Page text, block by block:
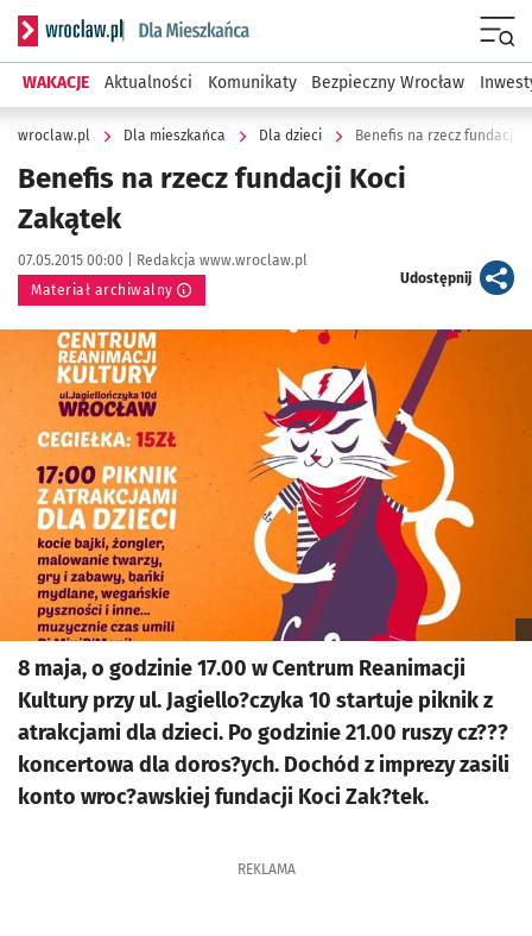
Serwis informacyjny wroclaw.pl podserwis: Dla mieszkańca
WAKACJE Aktualności Komunikaty Bezpieczny Wrocław
wroclaw.pl Dla mieszkańca Dla dzieci Benefis na rzecz fundacji
Benefis na rzecz fundacji Koci
Zakątek
Data publikacji:
07.05.2015 00:00 | Autor:
Redakcja www.wroclaw.pl
Materiał archiwalny
Udostępnijartykuł
Kliknij, aby powiększyć
8 maja, o godzinie 17.00 w Centrum Reanimacji
Kultury przy ul. Jagiello?czyka 10 startuje piknik z
atrakcjami dla dzieci. Po godzinie 21.00 ruszy cz???
koncertowa dla doros?ych. Dochód z imprezy zasili
konto wroc?awskiej fundacji Koci Zak?tek.
REKLAMA